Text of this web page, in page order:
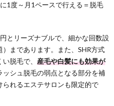
1度～月1ペースで行える＝脱毛
とリーズナブルで、細かな回数設
まであります。また、SHR方式
脱毛で、 産毛や白髪にも効果が
シュ脱毛の弱点となる部分を補
れるエステサロンも限定的で